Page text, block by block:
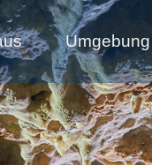
Umgebung